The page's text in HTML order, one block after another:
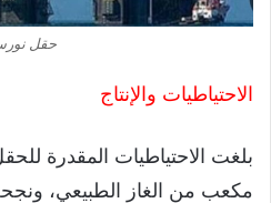
حقل
الاحتياطيات والإنتاج
مكعب من الغاز الطبيعي،